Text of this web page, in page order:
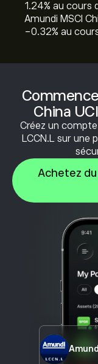
China
Créez un
LCCN.L sur
Achetez du
‎1.24‎% au cours
Amundi MSCI
‎-0.32‎% au